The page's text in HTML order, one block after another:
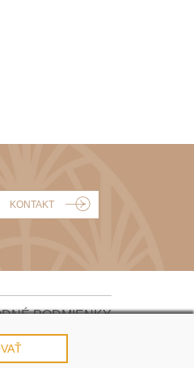
KONTAKT
PODMIENKY
REKLAMÁCIE
POLICY | GDPR